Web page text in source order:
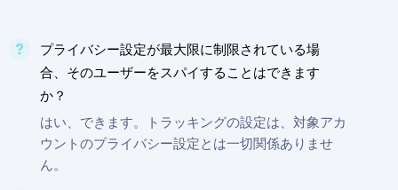
プライバシー設定が最大限に制限されている場
合、そのユーザーをスパイすることはできます
か？
はい、できます。トラッキングの設定は、対象アカ
ウントのプライバシー設定とは一切関係ありませ
ん。